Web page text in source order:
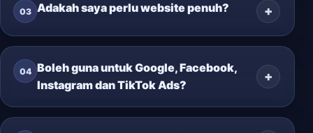
03 Adakah saya perlu website penuh?
04 Boleh guna untuk Google, Facebook,
Instagram dan TikTok Ads?